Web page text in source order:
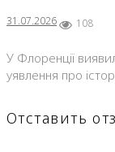
31.07.2026 108
У Флоренції
уявлення про
Отставить